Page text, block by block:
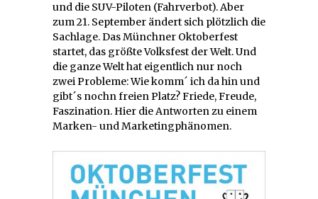
und die SUV-Piloten (Fahrverbot). Aber
zum 21. September ändert sich plötzlich die
Sachlage. Das Münchner Oktoberfest
startet, das größte Volksfest der Welt. Und
die ganze Welt hat eigentlich nur noch
zwei Probleme: Wie komm´ ich da hin und
gibt´s nochn freien Platz? Friede, Freude,
Faszination. Hier die Antworten zu einem
Marken- und Marketingphänomen.